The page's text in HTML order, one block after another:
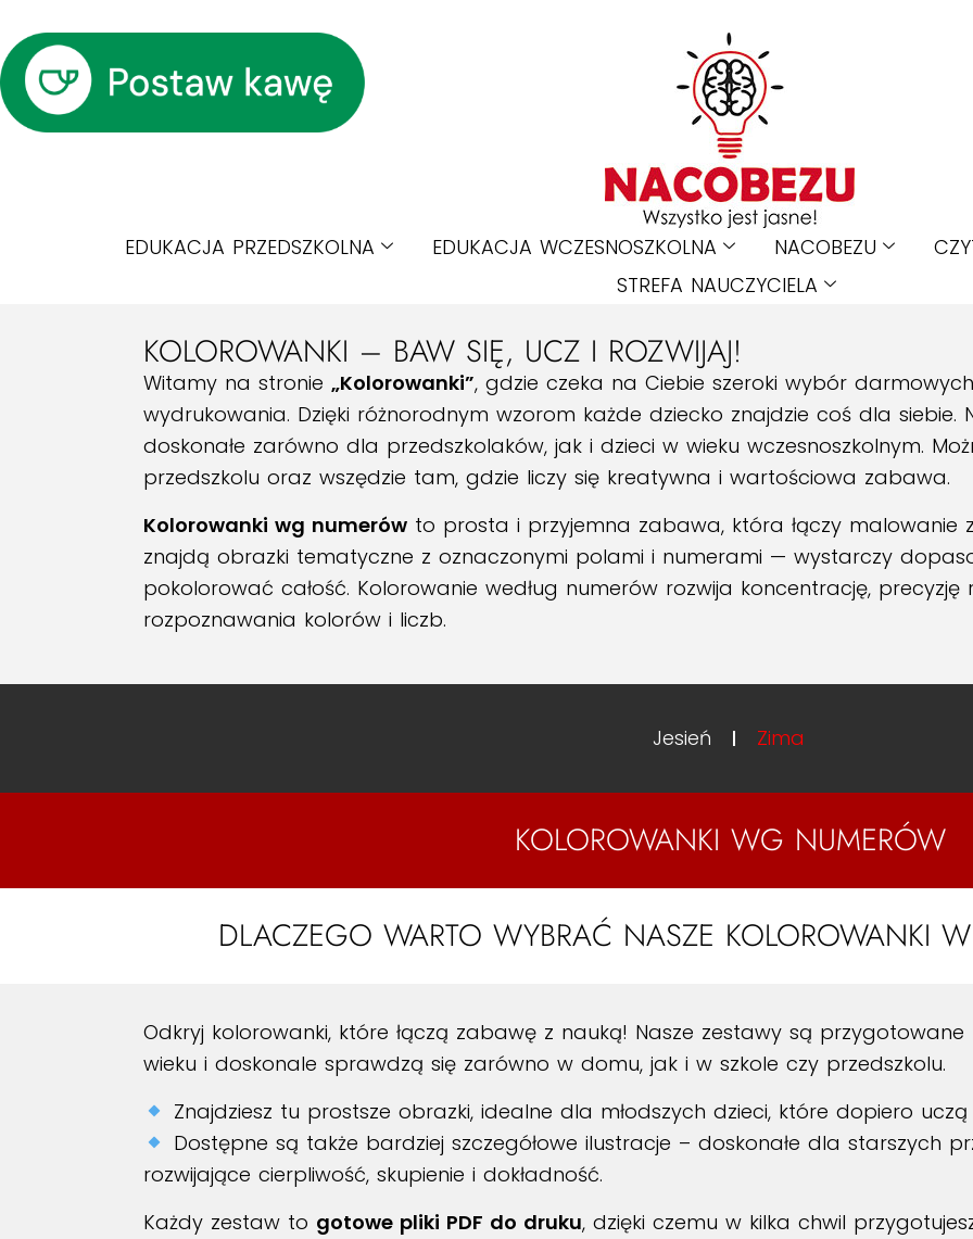
EDUKACJA PRZEDSZKOLNA EDUKACJA WCZESNOSZKOLNA NACOBEZU
STREFA NAUCZYCIELA
KOLOROWANKI – BAW SIĘ, UCZ I ROZWIJAJ!
Witamy na stronie „Kolorowanki”, gdzie czeka na Ciebie szeroki wybór
wydrukowania. Dzięki różnorodnym wzorom każde dziecko znajdzie coś dla siebie.
doskonałe zarówno dla przedszkolaków, jak i dzieci w wieku wczesnoszkolnym.
przedszkolu oraz wszędzie tam, gdzie liczy się kreatywna i wartościowa zabawa.
Kolorowanki wg numerów to prosta i przyjemna zabawa, która łączy malowanie
znajdą obrazki tematyczne z oznaczonymi polami i numerami — wystarczy
pokolorować całość. Kolorowanie według numerów rozwija koncentrację,
rozpoznawania kolorów i liczb.
Jesień Zima
KOLOROWANKI WG NUMERÓW
DLACZEGO WARTO WYBRAĆ NASZE KOLOROWANKI
Odkryj kolorowanki, które łączą zabawę z nauką! Nasze zestawy są
wieku i doskonale sprawdzą się zarówno w domu, jak i w szkole czy przedszkolu.
Znajdziesz tu prostsze obrazki, idealne dla młodszych dzieci, które dopiero
Dostępne są także bardziej szczegółowe ilustracje – doskonałe dla starszych
rozwijające cierpliwość, skupienie i dokładność.
Każdy zestaw to gotowe pliki PDF do druku, dzięki czemu w kilka chwil